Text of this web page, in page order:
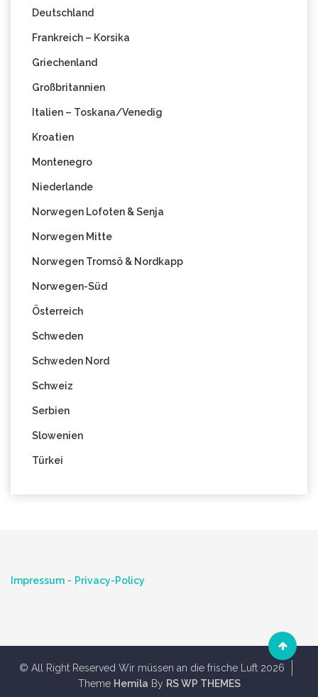
Deutschland
Frankreich – Korsika
Griechenland
Großbritannien
Italien – Toskana/Venedig
Kroatien
Montenegro
Niederlande
Norwegen Lofoten & Senja
Norwegen Mitte
Norwegen Tromsö & Nordkapp
Norwegen-Süd
Österreich
Schweden
Schweden Nord
Schweiz
Serbien
Slowenien
Türkei
Impressum - Privacy-Policy
© All Right Reserved Wir müssen an die frische Luft 2026
Theme Hemila By RS WP THEMES